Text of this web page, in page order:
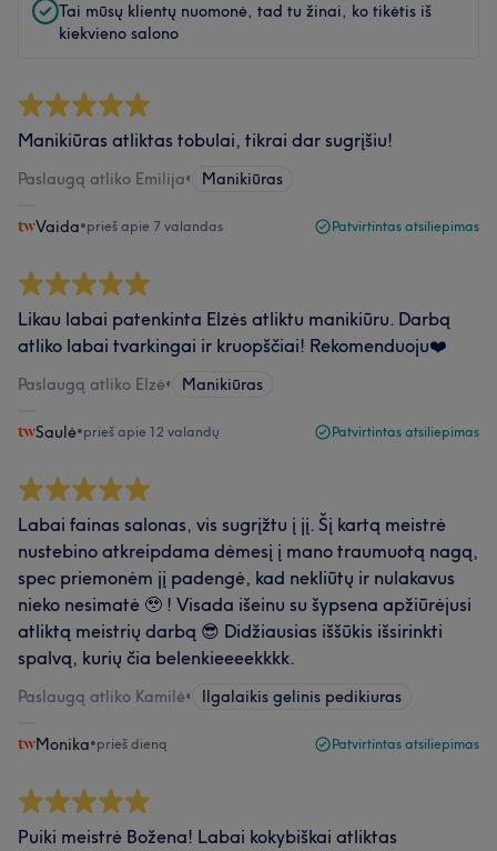
Tai mūsų klientų nuomonė, tad tu žinai, ko tikėtis iš
kiekvieno salono
Manikiūras atliktas tobulai, tikrai dar sugrįšiu!
Paslaugą atliko Emilija• Manikiūras
Vaida•prieš apie 7 valandas Patvirtintas atsiliepimas
Likau labai patenkinta Elzės atliktu manikiūru. Darbą
atliko labai tvarkingai ir kruopščiai! Rekomenduoju❤️
Paslaugą atliko Elzė• Manikiūras
Saulė•prieš apie 12 valandų Patvirtintas atsiliepimas
Labai fainas salonas, vis sugrįžtu į jį. Šį kartą meistrė
nustebino atkreipdama dėmesį į mano traumuotą nagą,
spec priemonėm jį padengė, kad nekliūtų ir nulakavus
nieko nesimatė 🥹 ! Visada išeinu su šypsena apžiūrėjusi
atliktą meistrių darbą 😎 Didžiausias iššūkis išsirinkti
spalvą, kurių čia belenkieeeekkkk.
Paslaugą atliko Kamilė• Ilgalaikis gelinis pedikiuras
Monika•prieš dieną Patvirtintas atsiliepimas
Puiki meistrė Božena! Labai kokybiškai atliktas